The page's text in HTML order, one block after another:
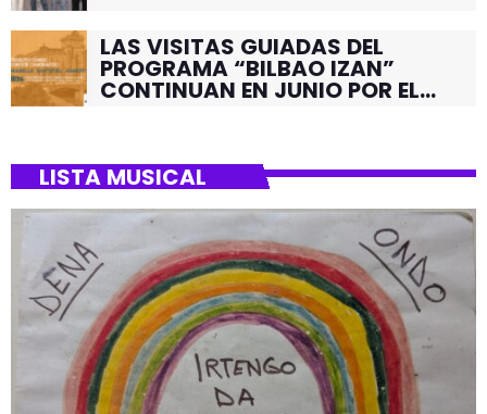
LAS VISITAS GUIADAS DEL
PROGRAMA “BILBAO IZAN”
CONTINUAN EN JUNIO POR EL
LISTA MUSICAL